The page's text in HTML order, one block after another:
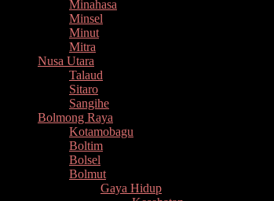
Minahasa
Minsel
Minut
Mitra
Nusa Utara
Talaud
Sitaro
Sangihe
Bolmong Raya
Kotamobagu
Boltim
Bolsel
Bolmut
Gaya Hidup